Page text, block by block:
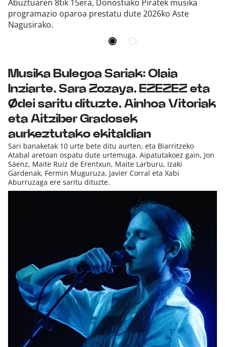
Abuztuaren 8tik 15era, Donostiako Piratek musika
programazio oparoa prestatu dute 2026ko Aste
Nagusirako.
Musika Bulegoa Sariak: Olaia
Inziarte, Sara Zozaya, EZEZEZ eta
Ødei saritu dituzte, Ainhoa Vitoriak
eta Aitziber Gradosek
aurkeztutako ekitaldian
Sari banaketak 10 urte bete ditu aurten, eta Biarritzeko
Atabal aretoan ospatu dute urtemuga. Aipatutakoez gain, Jon
Sáenz, Maite Ruiz de Erentxun, Maite Larburu, Izaki
Gardenak, Fermin Muguruza, Javier Corral eta Xabi
Aburruzaga ere saritu dituzte.